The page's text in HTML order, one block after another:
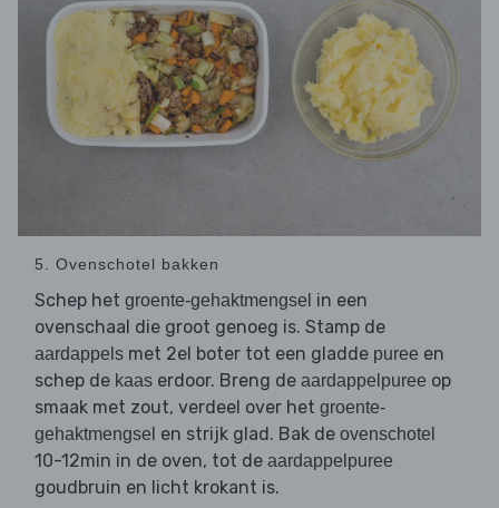
5. Ovenschotel bakken
Schep het groente-gehaktmengsel in een
ovenschaal die groot genoeg is. Stamp de
aardappels met 2el boter tot een gladde puree en
schep de kaas erdoor. Breng de aardappelpuree op
smaak met zout, verdeel over het groente-
gehaktmengsel en strijk glad. Bak de ovenschotel
10-12min in de oven, tot de aardappelpuree
goudbruin en licht krokant is.